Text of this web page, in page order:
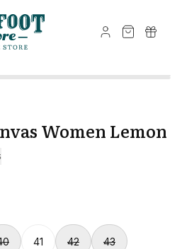
Women Lemon
119,90.
is € 59,95.
41 42 43